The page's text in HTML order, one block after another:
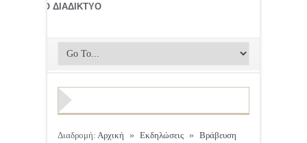
ΣΤΟ ΔΙΑΔΙΚΤΥΟ
Διαδρομή: Αρχική » Εκδηλώσεις » Βράβευση